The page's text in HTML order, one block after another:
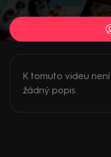
K tomuto videu
žádný popis.